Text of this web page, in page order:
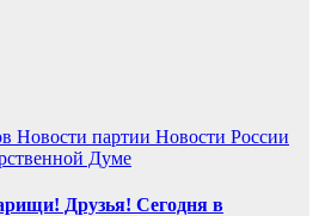
Новости партии Новости России
Думе
Друзья! Сегодня в